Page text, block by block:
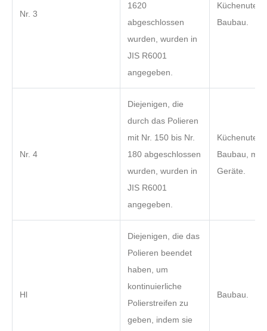
Nr. 3
1620
abgeschlossen
wurden, wurden in
JIS R6001
angegeben.
Baubau.
Nr. 4
Diejenigen, die
durch das Polieren
mit Nr. 150 bis Nr.
180 abgeschlossen
wurden, wurden in
JIS R6001
angegeben.
Baubau,
Geräte.
Hl
Diejenigen, die das
Polieren beendet
haben, um
kontinuierliche
Polierstreifen zu
geben, indem sie
Baubau.